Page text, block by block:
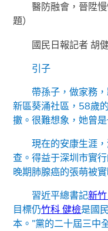
醫防融會，晉陞
題）
國民日報記者 胡
引子
帶孫子，做家務
新區葵涌社區，58歲
擻。很難想象，她曾
現在的安康生涯
查。得益于深圳市實
晚期肺腺癌的張萌被
習近平總書記新
目標仍竹科 健檢是國
本。”黨的二十屆三中